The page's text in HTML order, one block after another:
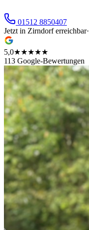
01512 8850407
Jetzt in Zirndorferreichbar·
5,0★★★★★
113 Google-Bewertungen